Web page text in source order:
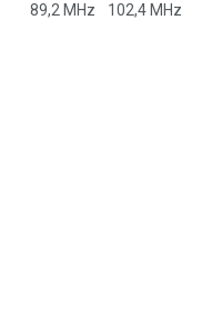
89,2 MHz
102,4 MHz